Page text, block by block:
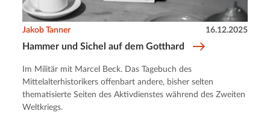
Hammer und Sichel auf dem Gotthard
Jakob Tanner 16.12.2025
Im Militär mit Marcel Beck. Das Tagebuch des
Mittelalterhistorikers offenbart andere, bisher selten
thematisierte Seiten des Aktivdienstes während des Zweiten
Weltkriegs.